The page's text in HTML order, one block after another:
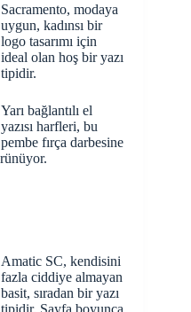
Sacramento, modaya
uygun, kadınsı bir
logo tasarımı için
ideal olan hoş bir yazı
tipidir.
Yarı bağlantılı el
yazısı harfleri, bu
pembe fırça darbesine
Amatic SC, kendisini
fazla ciddiye almayan
basit, sıradan bir yazı